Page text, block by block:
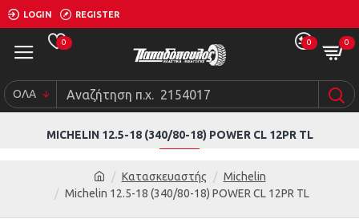
LOGIN REGISTER
0 0 0
ΟΛΑ
Κατασκευαστής
Michelin
Michelin 12.5-18 (340/80-18) POWER CL 12PR TL
MICHELIN 12.5-18 (340/80-18) POWER CL 12PR TL